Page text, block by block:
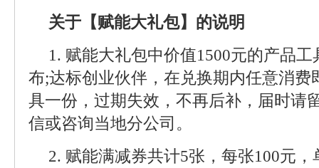
关于【赋能大礼包】的说明
1. 赋能大礼包中价值1500元的产品
布;达标创业伙伴，在兑换期内任意消费
具一份，过期失效，不再后补，届时请
信或咨询当地分公司。
2. 赋能满减券共计5张，每张100元